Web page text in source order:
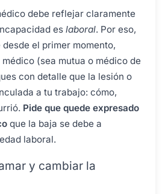
debe reflejar claramente
es laboral. Por eso,
el primer momento,
(sea mutua o médico de
con detalle que la lesión o
a tu trabajo: cómo,
Pide que quede expresado
que la baja se debe a
laboral.
y cambiar la